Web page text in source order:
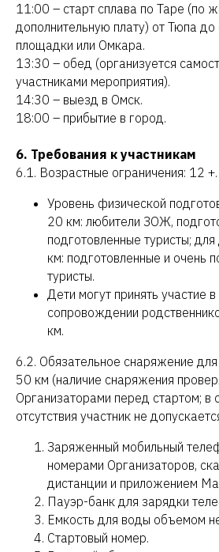
11:00 – старт сплава по Таре (по
дополнительную плату) от Тюпа до
площадки или Омкара.
13:30 – обед (организуется
участниками мероприятия).
14:30 – выезд в Омск.
18:00 – прибытие в город.
6. Требования к участникам
6.1. Возрастные ограничения: 12 +.
Уровень физической
20 км: любители ЗОЖ,
подготовленные туристы;
км: подготовленные и очень
туристы.
Дети могут принять участие
сопровождении
км.
6.2. Обязательное снаряжение
50 км (наличие снаряжения
Организаторами перед стартом; в
отсутствия участник не
Заряженный мобильный
номерами Организаторов,
дистанции и приложением
Пауэр-банк для зарядки
Емкость для воды объемом
Стартовый номер.